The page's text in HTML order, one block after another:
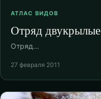
АТЛАС ВИДОВ
Отряд двукрылые
Отряд…
27 февраля 2011